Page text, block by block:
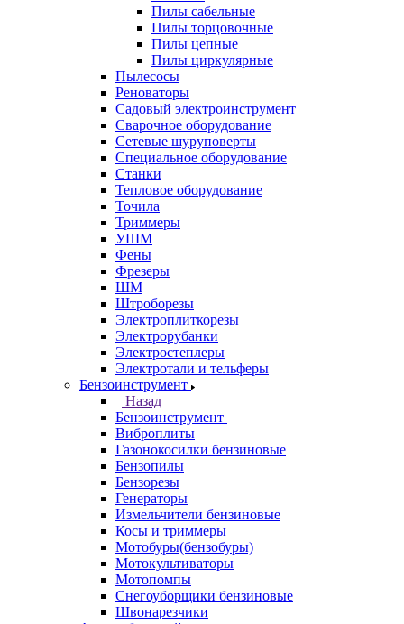
Пилы сабельные
Пилы торцовочные
Пилы цепные
Пилы циркулярные
Пылесосы
Реноваторы
Садовый электроинструмент
Сварочное оборудование
Сетевые шуруповерты
Специальное оборудование
Станки
Тепловое оборудование
Точила
Триммеры
УШМ
Фены
Фрезеры
ШМ
Штроборезы
Электроплиткорезы
Электрорубанки
Электростеплеры
Электротали и тельферы
Бензоинструмент
Назад
Бензоинструмент
Виброплиты
Газонокосилки бензиновые
Бензопилы
Бензорезы
Генераторы
Измельчители бензиновые
Косы и триммеры
Мотобуры(бензобуры)
Мотокультиваторы
Мотопомпы
Снегоуборщики бензиновые
Швонарезчики